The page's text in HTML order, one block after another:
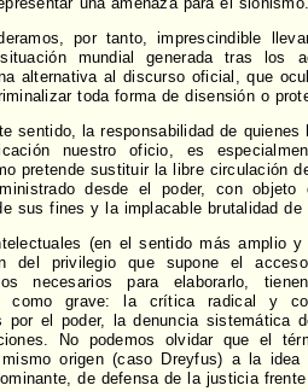
por tanto, imprescindible
mundial generada tras los
alternativa al discurso oficial, que
toda forma de disensión o
sentido, la responsabilidad de
nuestro oficio, es
pretende sustituir la libre circulación
desde el poder, con objeto
sus fines y la implacable brutalidad de
(en el sentido más amplio
del privilegio que supone el
necesarios para elaborarlo,
como grave: la crítica radical y
por el poder, la denuncia sistemática
No podemos olvidar que el
origen (caso Dreyfus) a la
de defensa de la justicia